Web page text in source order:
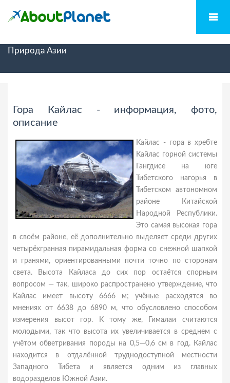
Природа Азии
Гора Кайлас - информация, фото,
описание
Кайлас - гора в хребте
Кайлас горной системы
Гангдисе на юге
Тибетского нагорья в
Тибетском автономном
районе Китайской
Народной Республики.
Это самая высокая гора
в своём районе, её дополнительно выделяет среди других
четырёхгранная пирамидальная форма со снежной шапкой
и гранями, ориентированными почти точно по сторонам
света. Высота Кайласа до сих пор остаётся спорным
вопросом — так, широко распространено утверждение, что
Кайлас имеет высоту 6666 м; учёные расходятся во
мнениях от 6638 до 6890 м, что обусловлено способом
измерения высот гор. К тому же, Гималаи считаются
молодыми, так что высота их увеличивается в среднем с
учётом обветривания породы на 0,5—0,6 см в год. Кайлас
находится в отдалённой труднодоступной местности
Западного Тибета и является одним из главных
водоразделов Южной Азии.